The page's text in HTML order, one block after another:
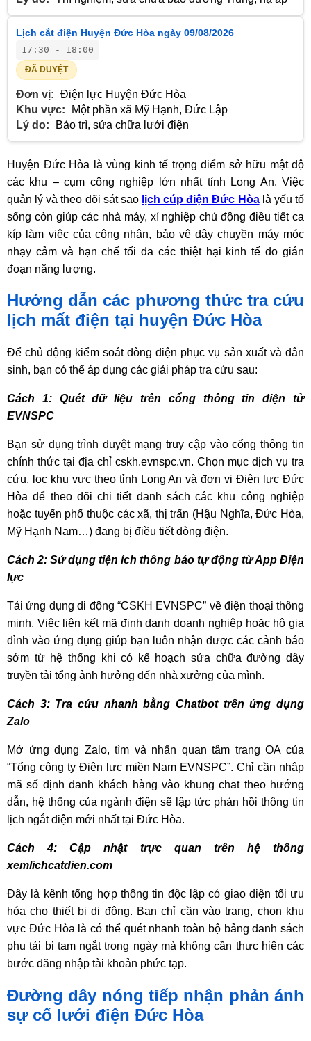
Lịch cắt điện Huyện Đức Hòa ngày 09/08/2026
17:30 - 18:00
ĐÃ DUYỆT
Đơn vị: Điện lực Huyện Đức Hòa
Khu vực:
Một phần xã Mỹ Hạnh, Đức Lập
Lý do:
Bảo trì, sửa chữa lưới điện
Huyện Đức Hòa là vùng kinh tế trọng điểm sở hữu mật độ
các khu – cụm công nghiệp lớn nhất tỉnh Long An. Việc
quản lý và theo dõi sát sao lịch cúp điện Đức Hòalà yếu tố
sống còn giúp các nhà máy, xí nghiệp chủ động điều tiết ca
kíp làm việc của công nhân, bảo vệ dây chuyền máy móc
nhạy cảm và hạn chế tối đa các thiệt hại kinh tế do gián
đoạn năng lượng.
Hướng dẫn các phương thức tra cứu
lịch mất điện tại huyện Đức Hòa
Để chủ động kiểm soát dòng điện phục vụ sản xuất và dân
sinh, bạn có thể áp dụng các giải pháp tra cứu sau:
Cách 1: Quét dữ liệu trên cổng thông tin điện tử
EVNSPC
Bạn sử dụng trình duyệt mạng truy cập vào cổng thông tin
chính thức tại địa chỉ cskh.evnspc.vn. Chọn mục dịch vụ tra
cứu, lọc khu vực theo tỉnh Long An và đơn vị Điện lực Đức
Hòa để theo dõi chi tiết danh sách các khu công nghiệp
hoặc tuyến phố thuộc các xã, thị trấn (Hậu Nghĩa, Đức Hòa,
Mỹ Hạnh Nam…) đang bị điều tiết dòng điện.
Cách 2: Sử dụng tiện ích thông báo tự động từ App Điện
lực
Tải ứng dụng di động “CSKH EVNSPC” về điện thoại thông
minh. Việc liên kết mã định danh doanh nghiệp hoặc hộ gia
đình vào ứng dụng giúp bạn luôn nhận được các cảnh báo
sớm từ hệ thống khi có kế hoạch sửa chữa đường dây
truyền tải tổng ảnh hưởng đến nhà xưởng của mình.
Cách 3: Tra cứu nhanh bằng Chatbot trên ứng dụng
Zalo
Mở ứng dụng Zalo, tìm và nhấn quan tâm trang OA của
“Tổng công ty Điện lực miền Nam EVNSPC”. Chỉ cần nhập
mã số định danh khách hàng vào khung chat theo hướng
dẫn, hệ thống của ngành điện sẽ lập tức phản hồi thông tin
lịch ngắt điện mới nhất tại Đức Hòa.
Cách 4: Cập nhật trực quan trên hệ thống
xemlichcatdien.com
Đây là kênh tổng hợp thông tin độc lập có giao diện tối ưu
hóa cho thiết bị di động. Bạn chỉ cần vào trang, chọn khu
vực Đức Hòa là có thể quét nhanh toàn bộ bảng danh sách
phụ tải bị tạm ngắt trong ngày mà không cần thực hiện các
bước đăng nhập tài khoản phức tạp.
Đường dây nóng tiếp nhận phản ánh
sự cố lưới điện Đức Hòa